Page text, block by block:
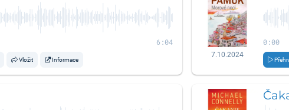
6:04
Vložit Informace
7.10.2024
0:00